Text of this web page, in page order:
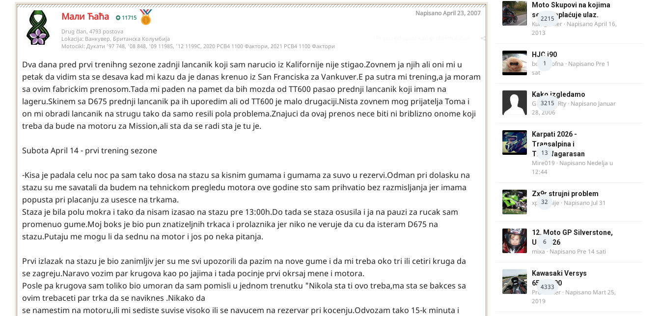
Мали Ћаћа 11715
NapisanoApril 23, 2007
Drug član, 4793 postova
Lokacija: Ванкувер, Британска Колумбија
Motocikl: Дукати '97 748, '08 848, '09 1198S, '12 1199С, 2020 РСВ4 1100 Фактори, 2021 РСВ4 1100 Фактори
Dva dana pred prvi trenihng sezone zadnji lancanik koji sam narucio iz Kalifornije nije stigao.Zovnem ja njih ali oni mi u
petak da vidim sta se desava kad mi kazu da je danas krenuo iz San Franciska za Vankuver.E pa sutra mi trening,a ja moram
sa ovim fabrickim prenosom.Tada mi paden na pamet da bih mozda od TT600 pasao prednji lancanik koji imam na
lageru.Skinem sa D675 prednji lancanik pa ih uporedim ali od TT600 je malo drugaciji.Nista zovnem mog prijatelja Toma i
on mi obradi lancanik na strugu tako da samo resili pola problema.Znajuci da ovaj prenos nece biti ni briblizno onome koji
treba da bude na motoru za Mission,ali sta da se radi sta je tu je.
Subota April 14 - prvi trening sezone
-Kisa je padala celu noc pa sam tako dosa na stazu sa kisnim gumama i gumama za suvo u rezervi.Odman pri dolasku na
stazu su me savatali da budem na tehnickom pregledu motora ove godine sto sam prihvatio bez razmisljanja jer imama
popusta pri placanju za usesce na trkama.
Staza je bila polu mokra i tako da nisam izasao na stazu pre 13:00h.Do tada se staza osusila i ja na pauzi za rucak sam
promenuo gume.Moj boks je bio pun znatizeljnih trkaca i prolaznika jer niko ne veruje da cu da isteram D675 na
stazu.Putaju me mogu li da sednu na motor i jos po neka pitanja.
Prvi izlazak na stazu je bio zanimljiv jer su me svi upozorili da pazim na nove gume i da mi treba oko tri ili cetiri kruga da
se zagreju.Naravo vozim par krugova kao po jajima i tada pocinje prvi okrsaj mene i motora.
Posle pa krugova sam toliko bio umoran da sam pomisli u jednom trenutku "Nikola sta ti ovo treba,ma sta se bakces sa
ovim trebaceti par trka da se naviknes .Nikako da
se namestim na motoru,ili mi sediste suvise visoko ili se navucem na rezervar pri kocenju.Odvozam tako 15-k minuta i
2215
Moto Skupovi na kojima
se ne naplaćuje ulaz.
Kum_Mixer · NapisanoApril 16,
2013
1
HJC i90
bobi_krofna · Napisano Pre 1
sat
3215
Kako izgledamo
Guest diRRty · Napisano Januar
28, 2006
13
Karpati 2026 -
Transalpina i
Transfagarasan
Mire019 · Napisano Nedelja u
12:44
32
Zx9r strujni problem
xpetronije · Napisano Jul 31
6
12. Moto GP Silverstone,
UK, 2026
mixa · Napisano Pre 14 sati
4333
Kawasaki Versys
650/1000
ProMaster · Napisano Mart 25,
2019